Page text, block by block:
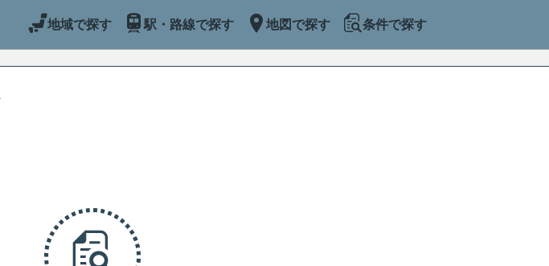
地域で探す 駅・路線で探す 地図で探す 条件で探す